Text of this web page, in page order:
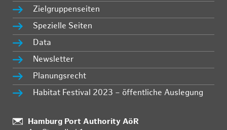
Zielgruppenseiten
Spezielle Seiten
Data
Newsletter
Planungsrecht
Habitat Festival 2023 – öffentliche Auslegung
Standort:
Hamburg Port Authority AöR